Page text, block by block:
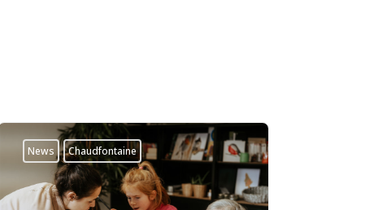
News Chaudfontaine